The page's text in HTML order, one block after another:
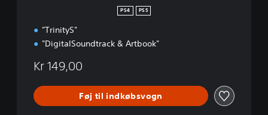
PS4 PS5
"TrinityS"
"DigitalSoundtrack & Artbook"
Kr 149,00
Føj til indkøbsvogn